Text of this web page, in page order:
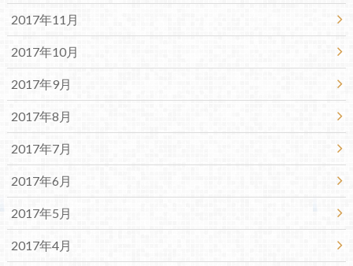
2017年11月
2017年10月
2017年9月
2017年8月
2017年7月
2017年6月
2017年5月
2017年4月